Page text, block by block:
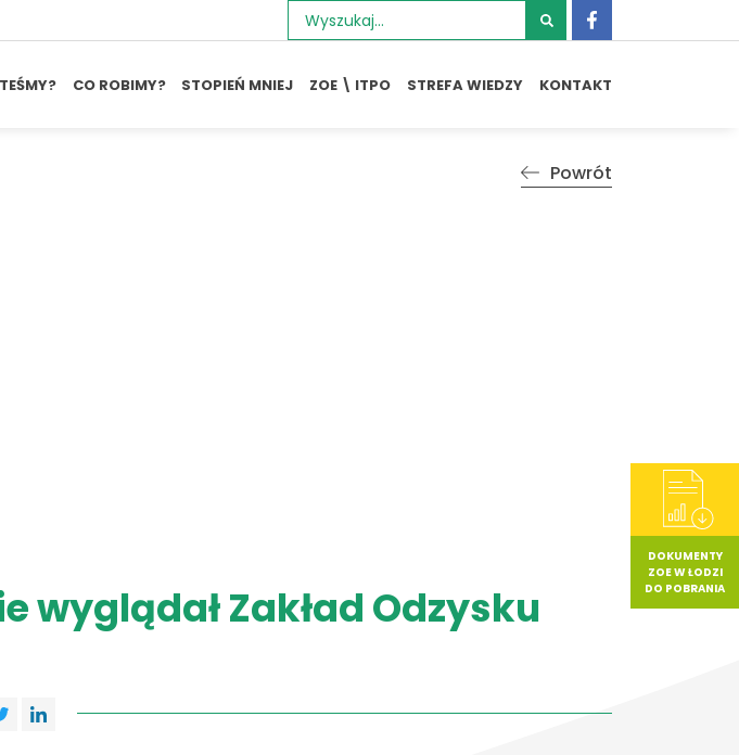
DOKUMENTY
ZOE W ŁODZI
DO POBRANIA
Szukaj:
CO ROBIMY? STOPIEŃ MNIEJ ZOE \ ITPO STREFA WIEDZY KONTAKT
Powrót
wyglądał Zakład Odzysku